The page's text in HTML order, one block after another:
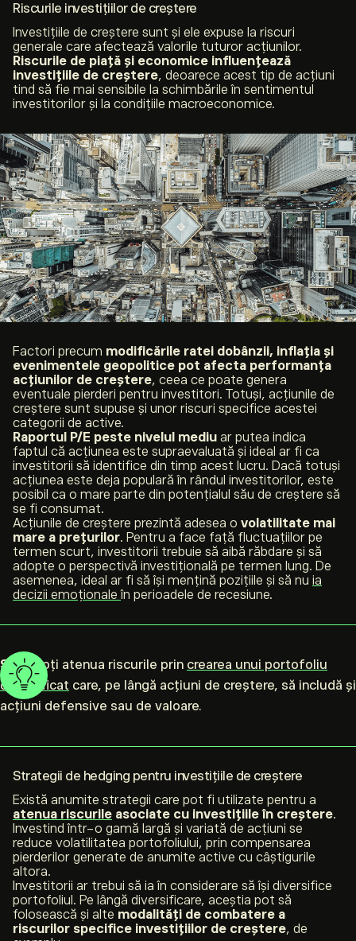
Riscurile investițiilor de creștere
Investițiile de creștere sunt și ele expuse la riscuri
generale care afectează valorile tuturor acțiunilor.
Riscurile de piață și economice influențează
investițiile de creștere, deoarece acest tip de acțiuni
tind să fie mai sensibile la schimbările în sentimentul
investitorilor și la condițiile macroeconomice.
Factori precum modificările ratei dobânzii, inflația și
evenimentele geopolitice pot afecta performanța
acțiunilor de creștere, ceea ce poate genera
eventuale pierderi pentru investitori. Totuși, acțiunile de
creștere sunt supuse și unor riscuri specifice acestei
categorii de active.
Raportul P/E peste nivelul mediu ar putea indica
faptul că acțiunea este supraevaluată și ideal ar fi ca
investitorii să identifice din timp acest lucru. Dacă totuși
acțiunea este deja populară în rândul investitorilor, este
posibil ca o mare parte din potențialul său de creștere să
se fi consumat.
Acțiunile de creștere prezintă adesea o volatilitate mai
mare a prețurilor. Pentru a face față fluctuațiilor pe
termen scurt, investitorii trebuie să aibă răbdare și să
adopte o perspectivă investițională pe termen lung. De
asemenea, ideal ar fi să își mențină pozițiile și să nu ia
decizii emoționaleîn perioadele de recesiune.
Sfat:Poți atenua riscurile prin crearea unui portofoliu
diversificat care, pe lângă acțiuni de creștere, să includă și
acțiuni defensive sau de valoare.
Strategii de hedging pentru investițiile de creștere
Există anumite strategii care pot fi utilizate pentru a
atenua riscurile asociate cu investițiile în creștere.
Investind într-o gamă largă și variată de acțiuni se
reduce volatilitatea portofoliului, prin compensarea
pierderilor generate de anumite active cu câștigurile
altora.
Investitorii ar trebui să ia în considerare să își diversifice
portofoliul. Pe lângă diversificare, aceștia pot să
folosească și alte modalități de combatere a
riscurilor specifice investițiilor de creștere, de